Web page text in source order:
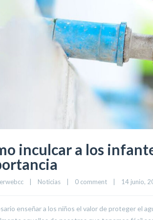
inculcar a los
Noticias 0 comment 14 junio,
enseñar a los niños el valor de proteger el